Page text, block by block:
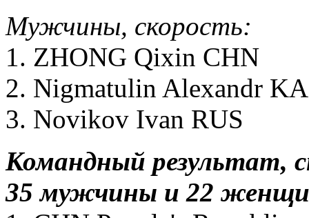
Мужчины, скорость:
1. ZHONG Qixin CHN
2. Nigmatulin Alexandr
3. Novikov Ivan RUS
Командный результат,
35 мужчины и 22